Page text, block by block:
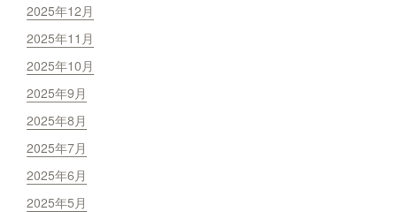
2025年12月
2025年11月
2025年10月
2025年9月
2025年8月
2025年7月
2025年6月
2025年5月